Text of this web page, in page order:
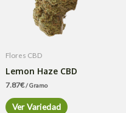
Flores CBD
Lemon Haze CBD
7.87€/ Gramo
Ver Variedad